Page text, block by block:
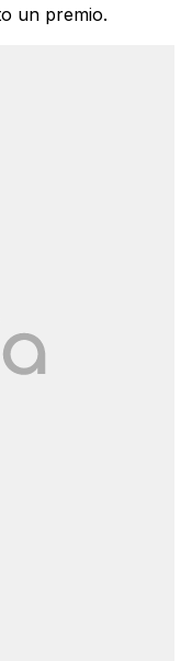
un premio.